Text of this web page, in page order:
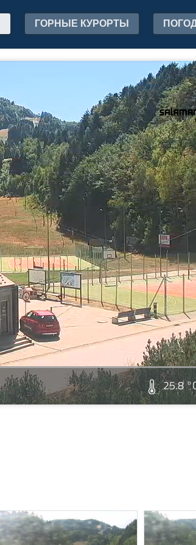
ГОРНЫЕ КУРОРТЫ
25.8